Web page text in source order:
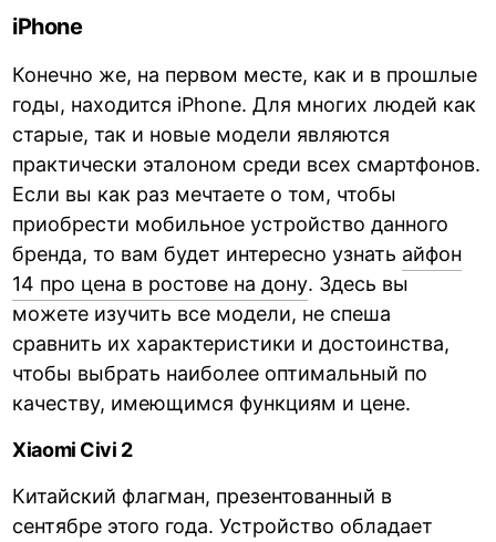
iPhone
Конечно же, на первом месте, как и в прошлые
годы, находится iPhone. Для многих людей как
старые, так и новые модели являются
практически эталоном среди всех смартфонов.
Если вы как раз мечтаете о том, чтобы
приобрести мобильное устройство данного
бренда, то вам будет интересно узнать айфон
14 про цена в ростове на дону. Здесь вы
можете изучить все модели, не спеша
сравнить их характеристики и достоинства,
чтобы выбрать наиболее оптимальный по
качеству, имеющимся функциям и цене.
Xiaomi Civi 2
Китайский флагман, презентованный в
сентябре этого года. Устройство обладает